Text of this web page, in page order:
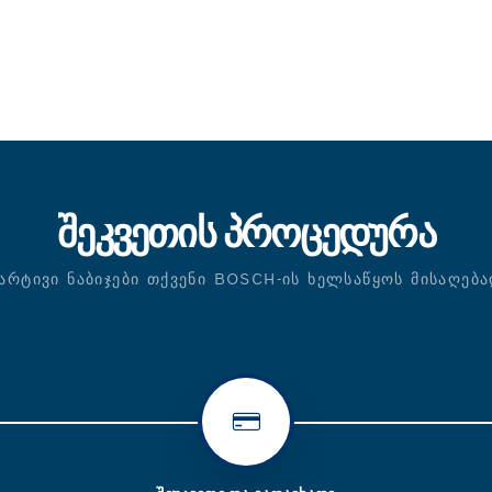
ᲨᲔᲙᲕᲔᲗᲘᲡ ᲞᲠᲝᲪᲔᲓᲣᲠᲐ
ᲜᲐᲑᲘᲯᲔᲑᲘ ᲗᲥᲕᲔᲜᲘ BOSCH-ᲘᲡ ᲮᲔᲚᲡᲐᲬᲧᲝᲡ